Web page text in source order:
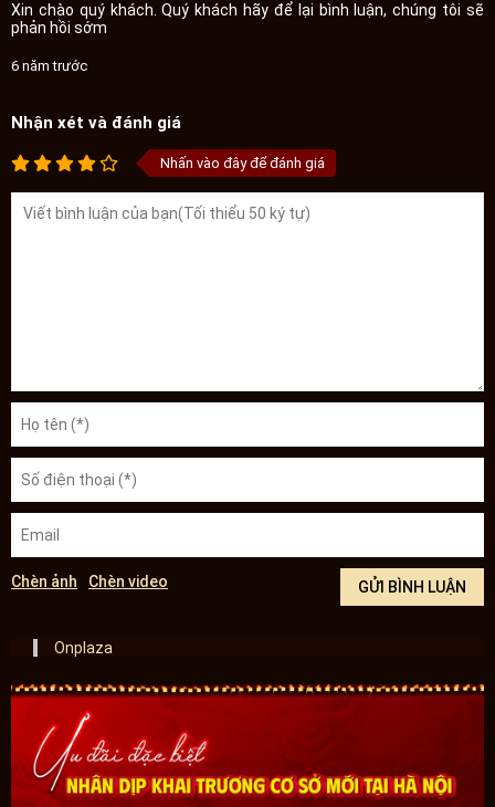
Xin chào quý khách. Quý khách hãy để lại bình luận, chúng tôi sẽ
phản hồi sớm
6 năm trước
Nhận xét và đánh giá
Nhấn vào đây để đánh giá
Chèn ảnh Chèn video
Onplaza